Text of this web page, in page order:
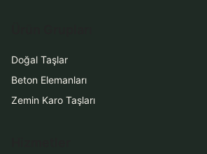
Doğal Taşlar
Beton Elemanları
Zemin Karo Taşları